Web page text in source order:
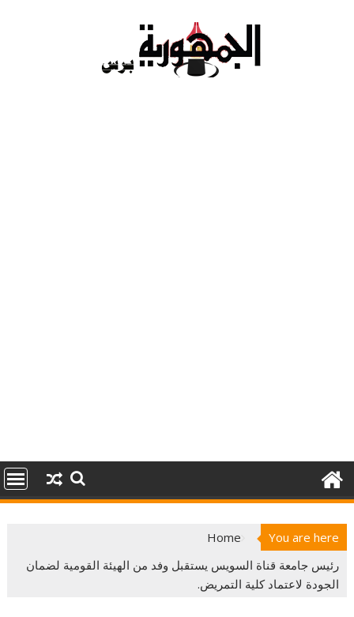
You are here
Home
رئيس جامعة قناة السويس يستقبل وفد من الهيئة القومية لضمان
الجودة لاعتماد كلية التمريض.